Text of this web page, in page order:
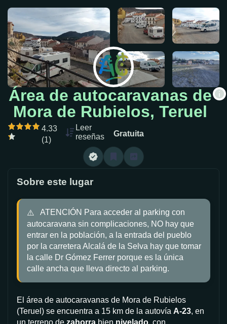
Área de autocaravanas de
Mora de Rubielos, Teruel
4.33
(1)
Leer
reseñas
Gratuita
Sobre este lugar
ATENCIÓN Para acceder al parking con
autocaravana sin complicaciones, NO hay que
entrar en la población, a la entrada del pueblo
por la carretera Alcalá de la Selva hay que tomar
la calle Dr Gómez Ferrer porque es la única
calle ancha que lleva directo al parking.
El área de autocaravanas de Mora de Rubielos
(Teruel) se encuentra a 15 km de la autovía A-23, en
un terreno de zahorra bien nivelado, con